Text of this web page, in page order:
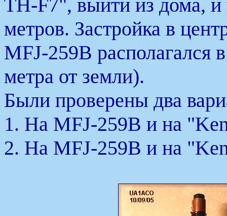
TH-F7", выити из дома, и
метров. Застройка в
MFJ-259B располагался
метра от земли).
Были проверены два
1. На MFJ-259B и на
2. На MFJ-259B и на